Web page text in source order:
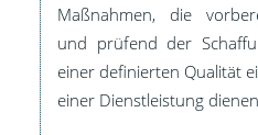
Maßnahmen, die
und prüfend der
einer definierten Qualität
einer Dienstleistung